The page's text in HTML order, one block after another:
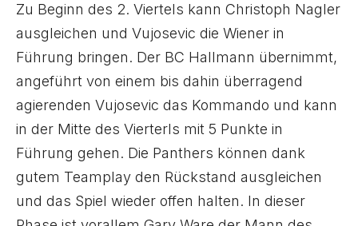
Zu Beginn des 2. Viertels kann Christoph Nagler
ausgleichen und Vujosevic die Wiener in
Führung bringen. Der BC Hallmann übernimmt,
angeführt von einem bis dahin überragend
agierenden Vujosevic das Kommando und kann
in der Mitte des Vierterls mit 5 Punkte in
Führung gehen. Die Panthers können dank
gutem Teamplay den Rückstand ausgleichen
und das Spiel wieder offen halten. In dieser